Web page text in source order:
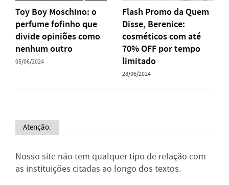
Toy Boy Moschino: o
perfume fofinho que
divide opiniões como
nenhum outro
05/06/2024
Flash Promo da Quem
Disse, Berenice:
cosméticos com até
70% OFF por tempo
limitado
28/06/2024
Atenção:
Nosso site não tem qualquer tipo de relação com
as instituições citadas ao longo dos textos.